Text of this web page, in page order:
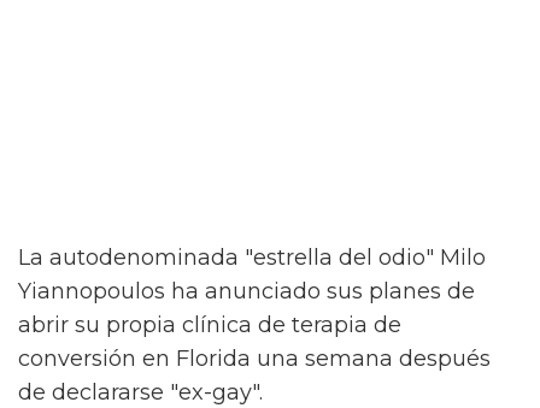
La autodenominada "estrella del odio" Milo
Yiannopoulos ha anunciado sus planes de
abrir su propia clínica de terapia de
conversión en Florida una semana después
de declararse "ex-gay".